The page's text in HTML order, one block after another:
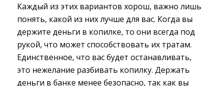
Каждый из этих вариантов хорош, важно лишь
понять, какой из них лучше для вас. Когда вы
держите деньги в копилке, то они всегда под
рукой, что может способствовать их тратам.
Единственное, что вас будет останавливать,
это нежелание разбивать копилку. Держать
деньги в банке менее безопасно, так как вы